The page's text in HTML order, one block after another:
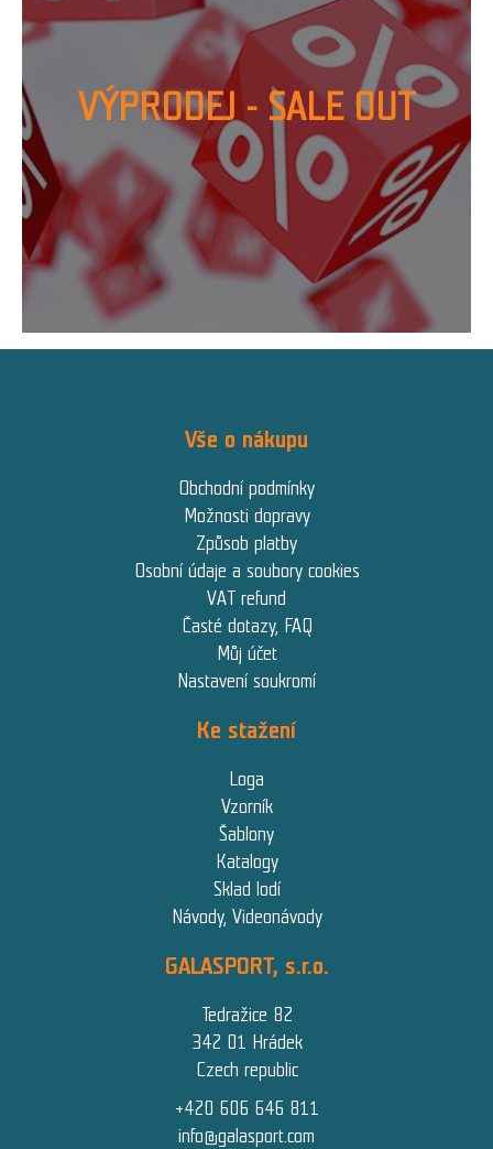
VÝPRODEJ - SALE OUT
Vše o nákupu
Obchodní podmínky
Možnosti dopravy
Způsob platby
Osobní údaje a soubory cookies
VAT refund
Časté dotazy, FAQ
Můj účet
Nastavení soukromí
Ke stažení
Loga
Vzorník
Šablony
Katalogy
Sklad lodí
Návody, Videonávody
GALASPORT, s.r.o.
Tedražice 82
342 01 Hrádek
Czech republic
+420 606 646 811
info@galasport.com